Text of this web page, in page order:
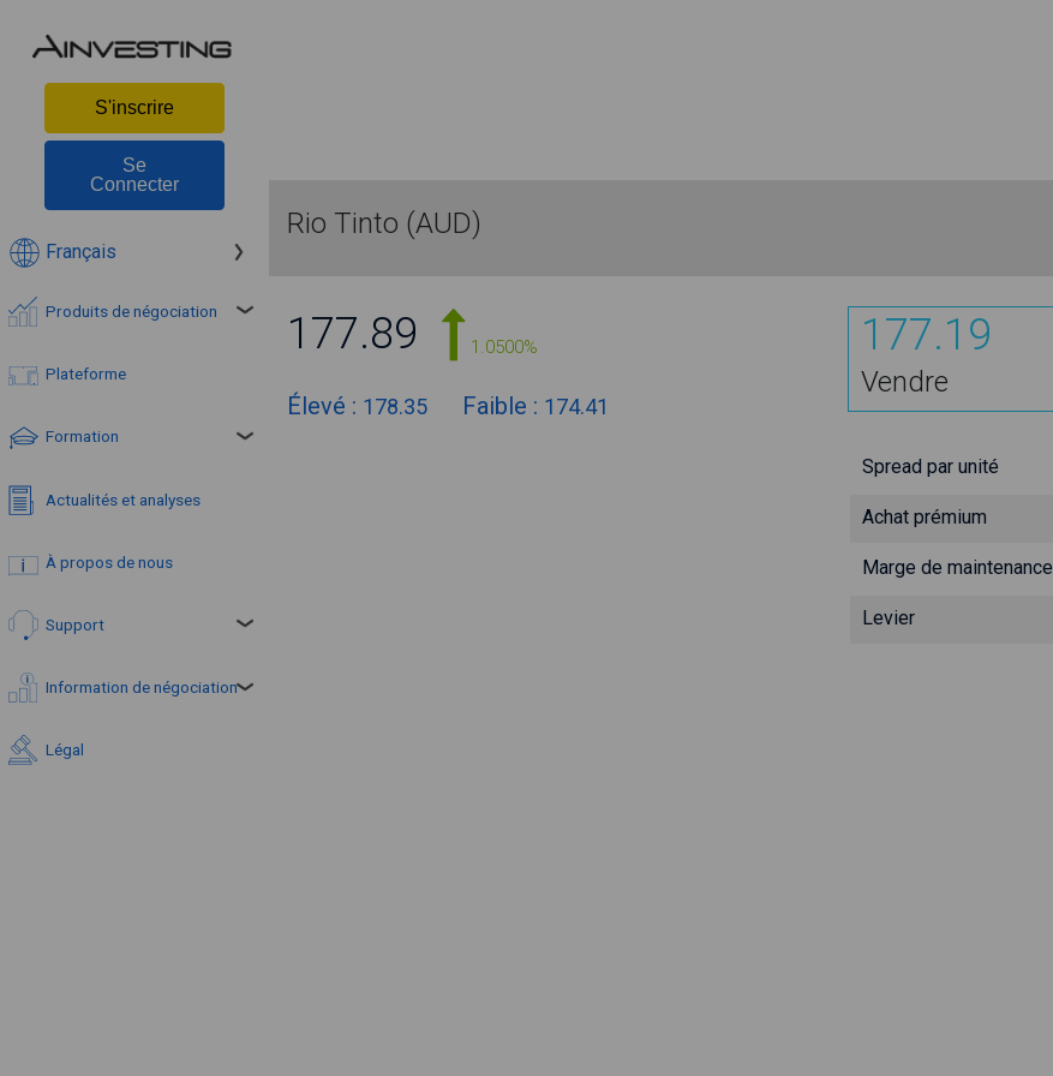
S'inscrire
Se
Connecter
Français
Produits de négociation
Plateforme
Formation
Actualités et analyses
À propos de nous
Support
Information de négociation
Légal
Rio Tinto (AUD)
177.89 1.0500%
Élevé : 178.35 Faible : 174.41
177.19
Vendre
Spread par unité
Achat prémium
Marge de maintenance
Levier